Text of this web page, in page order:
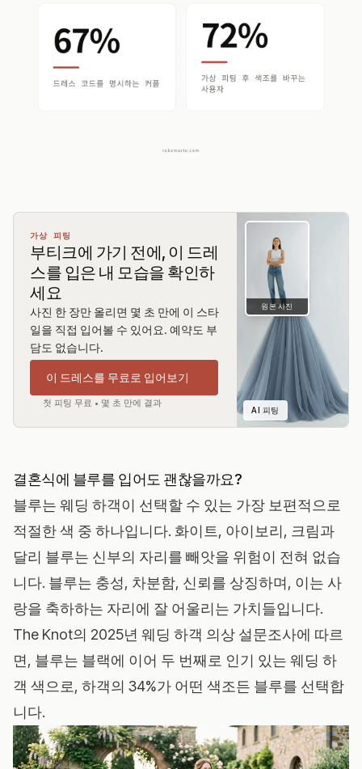
가상 피팅
부티크에 가기 전에, 이 드레
스를 입은 내 모습을 확인하
세요
사진 한 장만 올리면 몇 초 만에 이 스타
일을 직접 입어볼 수 있어요. 예약도 부
담도 없습니다.
이 드레스를 무료로 입어보기
첫 피팅 무료 • 몇 초 만에 결과
원본 사진
AI 피팅
결혼식에 블루를 입어도 괜찮을까요?
블루는 웨딩 하객이 선택할 수 있는 가장 보편적으로
적절한 색 중 하나입니다. 화이트, 아이보리, 크림과
달리 블루는 신부의 자리를 빼앗을 위험이 전혀 없습
니다. 블루는 충성, 차분함, 신뢰를 상징하며, 이는 사
랑을 축하하는 자리에 잘 어울리는 가치들입니다.
The Knot의 2025년 웨딩 하객 의상 설문조사에 따르
면, 블루는 블랙에 이어 두 번째로 인기 있는 웨딩 하
객 색으로, 하객의 34%가 어떤 색조든 블루를 선택합
니다.